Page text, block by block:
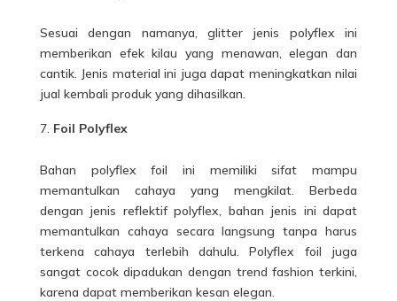
Sesuai dengan namanya, glitter jenis polyflex ini
memberikan efek kilau yang menawan, elegan dan
cantik. Jenis material ini juga dapat meningkatkan nilai
jual kembali produk yang dihasilkan.
Foil Polyflex
Bahan polyflex foil ini memiliki sifat mampu
memantulkan cahaya yang mengkilat. Berbeda
dengan jenis reflektif polyflex, bahan jenis ini dapat
memantulkan cahaya secara langsung tanpa harus
terkena cahaya terlebih dahulu. Polyflex foil juga
sangat cocok dipadukan dengan trend fashion terkini,
karena dapat memberikan kesan elegan.